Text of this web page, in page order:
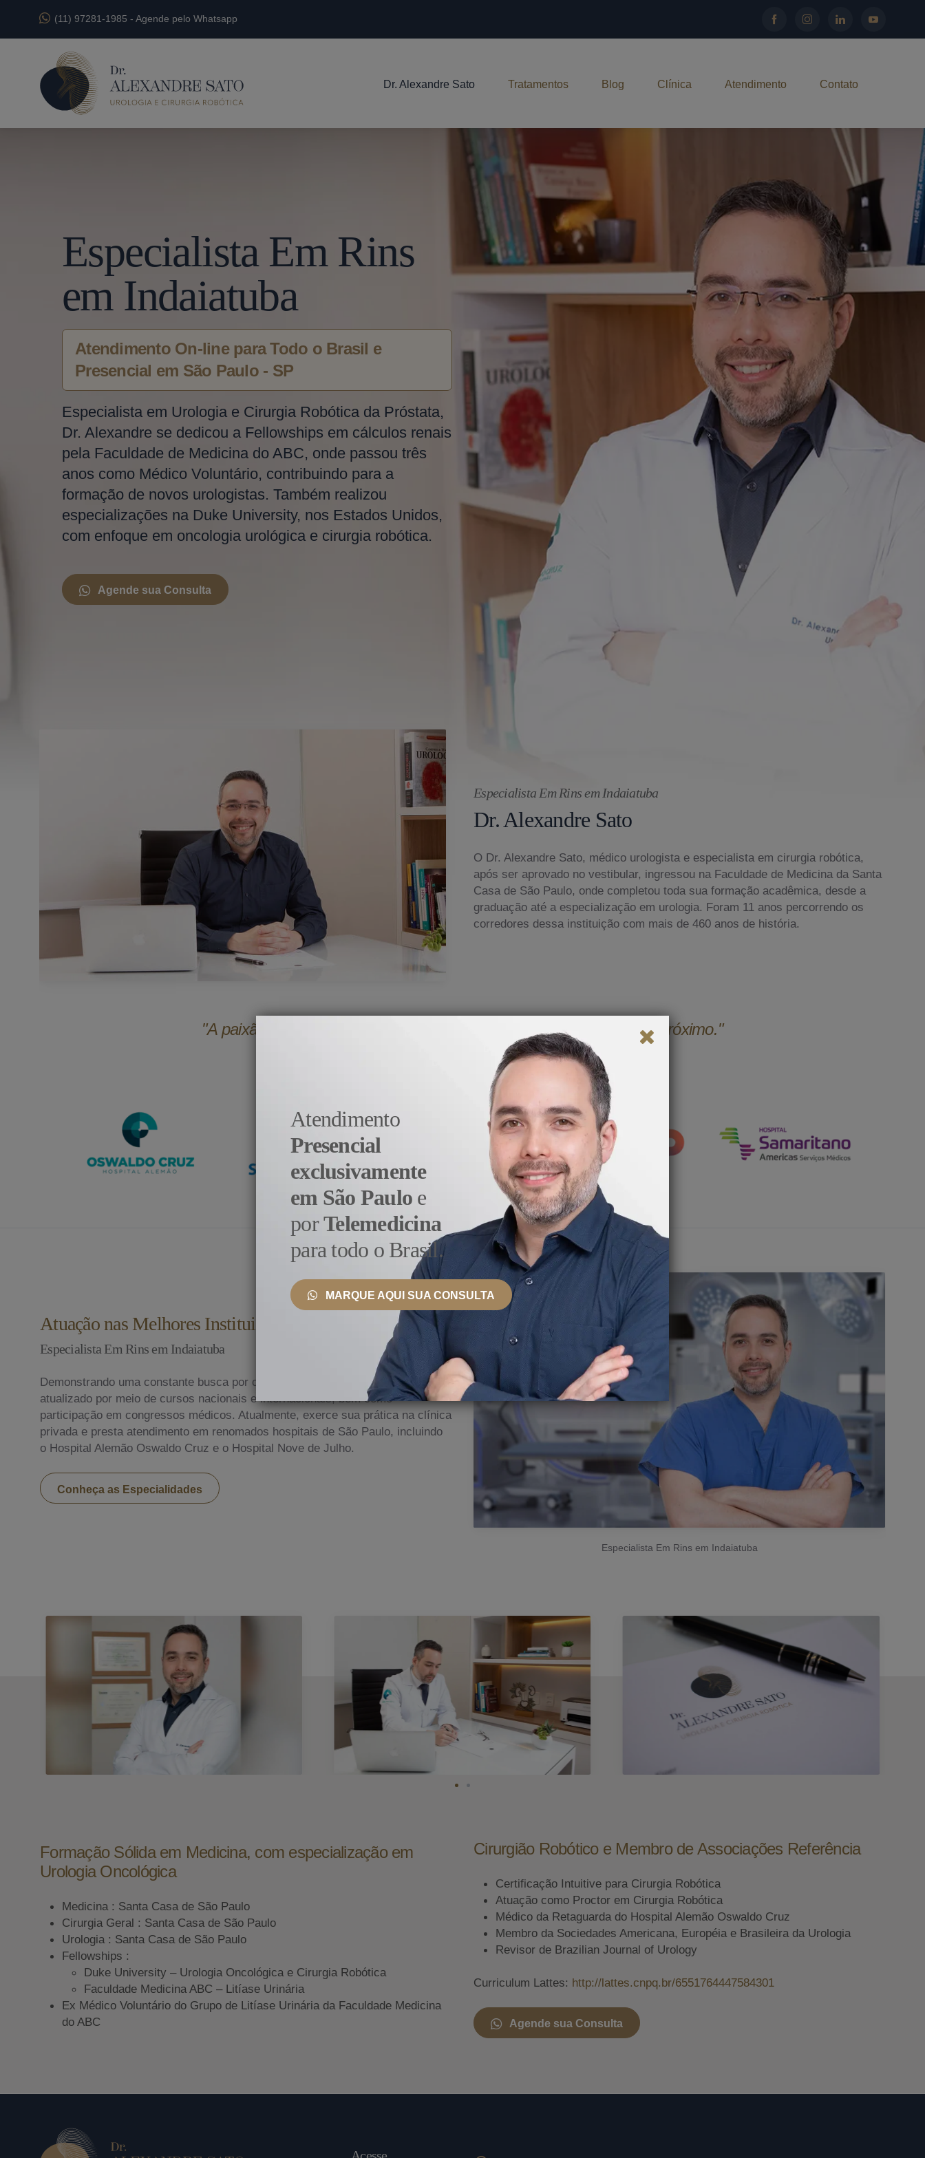
(11) 97281-1985 - Agende pelo Whatsapp
Dr. Alexandre Sato Tratamentos Blog Clínica Atendimento Contato
Especialista Em Rins
em Indaiatuba
Atendimento On-line para Todo o Brasil e
Presencial em São Paulo - SP
Especialista em Urologia e Cirurgia Robótica da Próstata,
Dr. Alexandre se dedicou a Fellowships em cálculos renais
pela Faculdade de Medicina do ABC, onde passou três
anos como Médico Voluntário, contribuindo para a
formação de novos urologistas. Também realizou
especializações na Duke University, nos Estados Unidos,
com enfoque em oncologia urológica e cirurgia robótica.
Agende sua Consulta
Especialista Em Rins em Indaiatuba
Dr. Alexandre Sato
O Dr. Alexandre Sato, médico urologista e especialista em cirurgia robótica,
após ser aprovado no vestibular, ingressou na Faculdade de Medicina da Santa
Casa de São Paulo, onde completou toda sua formação acadêmica, desde a
graduação até a especialização em urologia. Foram 11 anos percorrendo os
corredores dessa instituição com mais de 460 anos de história.
"A paixão pela medicina veio do prazer e da satisfação em ajudar o próximo."
- Dr. Alexandre Sato
Atuação nas Melhores Instituições do País e Exterior
Especialista Em Rins em Indaiatuba
Demonstrando uma constante busca por conhecimento, ele se mantém
atualizado por meio de cursos nacionais e internacionais, bem como
participação em congressos médicos. Atualmente, exerce sua prática na clínica
privada e presta atendimento em renomados hospitais de São Paulo, incluindo
o Hospital Alemão Oswaldo Cruz e o Hospital Nove de Julho.
Conheça as Especialidades
Especialista Em Rins em Indaiatuba
Formação Sólida em Medicina, com especialização em
Urologia Oncológica
Medicina : Santa Casa de São Paulo
Cirurgia Geral : Santa Casa de São Paulo
Urologia : Santa Casa de São Paulo
Fellowships :
Duke University – Urologia Oncológica e Cirurgia Robótica
Faculdade Medicina ABC – Litíase Urinária
Ex Médico Voluntário do Grupo de Litíase Urinária da Faculdade Medicina
do ABC
Cirurgião Robótico e Membro de Associações Referência
Certificação Intuitive para Cirurgia Robótica
Atuação como Proctor em Cirurgia Robótica
Médico da Retaguarda do Hospital Alemão Oswaldo Cruz
Membro da Sociedades Americana, Européia e Brasileira da Urologia
Revisor de Brazilian Journal of Urology
Curriculum Lattes: http://lattes.cnpq.br/6551764447584301
Agende sua Consulta
Atendimento
Presencial
exclusivamente
em São Paulo e
porTelemedicina
para todo o Brasil.
MARQUE AQUI SUA CONSULTA